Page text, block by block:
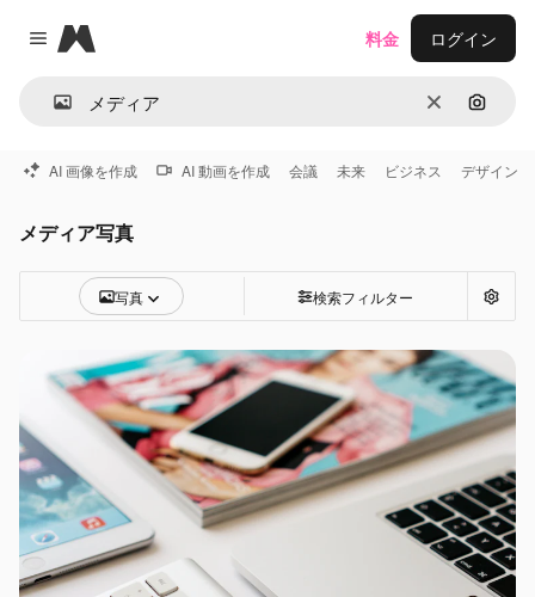
Close menu
Magnific
消去 画像で
料金 ログイン
AI 画像を作成 AI 動画を作成 会議 未来 ビジネス デザイン
メディア写真
写真 検索フィルター